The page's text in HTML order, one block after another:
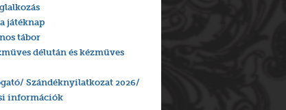
játéknap
tábor
délután és kézműves
Szándéknyilatkozat 2026/
információk